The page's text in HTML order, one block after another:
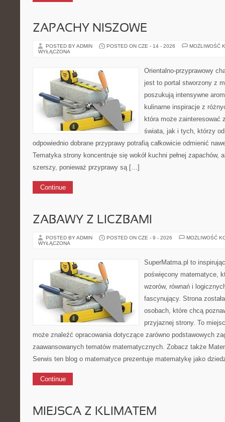
ZAPACHY NISZOWE
POSTED BY ADMIN POSTED ON CZE - 14 - 2026
MOŻLIWOŚĆ
WYŁĄCZONA
Orientalno-przyprawowy
jest to portal stworzony z
poszukują intensywne
kulinarne inspiracje z
która może zainteresować
świata, jak i tych, którzy
odpowiednio dobrane przyprawy potrafią całkowicie odmienić
Tematyka strony koncentruje się wokół kuchni pełnej zapachów,
szerszy, ponieważ przyprawy są […]
Continue
ZABAWY Z LICZBAMI
POSTED BY ADMIN POSTED ON CZE - 9 - 2026
MOŻLIWOŚĆ
WYŁĄCZONA
SuperMatma.pl to
poświęcony matematyce,
wzorów, równań i
fascynujący. Strona
osobach, które chcą
przyjaznej strony. To
może znaleźć opracowania dotyczące zarówno podstawowych
zaawansowanych tematów matematycznych. Zobacz także
Serwis ten blog o matematyce prezentuje matematykę jako
Continue
MIEJSCA Z KLIMATEM